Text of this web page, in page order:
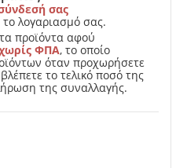
σας
λογαριασμό σας.
προϊόντα αφού
ΦΠΑ, το οποίο
όταν προχωρήσετε
το τελικό ποσό της
της συναλλαγής.